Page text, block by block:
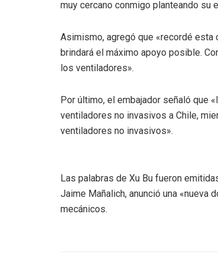
muy cercano conmigo planteando su
Asimismo, agregó que «recordé esta
brindará el máximo apoyo posible.
los ventiladores».
Por último, el embajador señaló que
ventiladores no invasivos a Chile,
ventiladores no invasivos».
Las palabras de Xu Bu fueron
Jaime Mañalich, anunció una «nueva
mecánicos.